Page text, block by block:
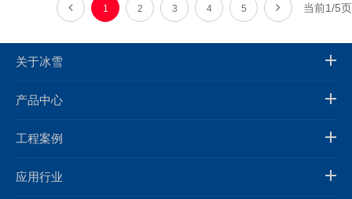
1 2 3 4 5 当前1/5页
关于冰雪
产品中心
工程案例
应用行业